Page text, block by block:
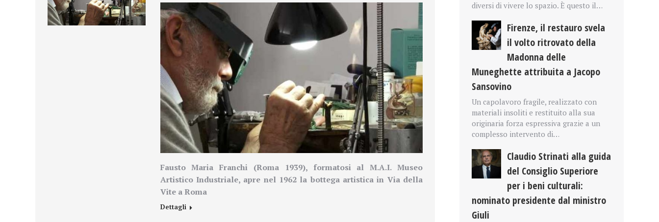
Fausto Maria Franchi (Roma 1939), formatosi al M.A.I. Museo
Artistico Industriale, apre nel 1962 la bottega artistica in Via della
Vite a Roma
Dettagli
diversi di vivere lo spazio. È questo il…
Firenze, il restauro svela
il volto ritrovato della
Madonna delle
Muneghette attribuita a Jacopo
Sansovino
Un capolavoro fragile, realizzato con
materiali insoliti e restituito alla sua
originaria forza espressiva grazie a un
complesso intervento di…
Claudio Strinati alla guida
del Consiglio Superiore
per i beni culturali:
nominato presidente dal ministro
Giuli